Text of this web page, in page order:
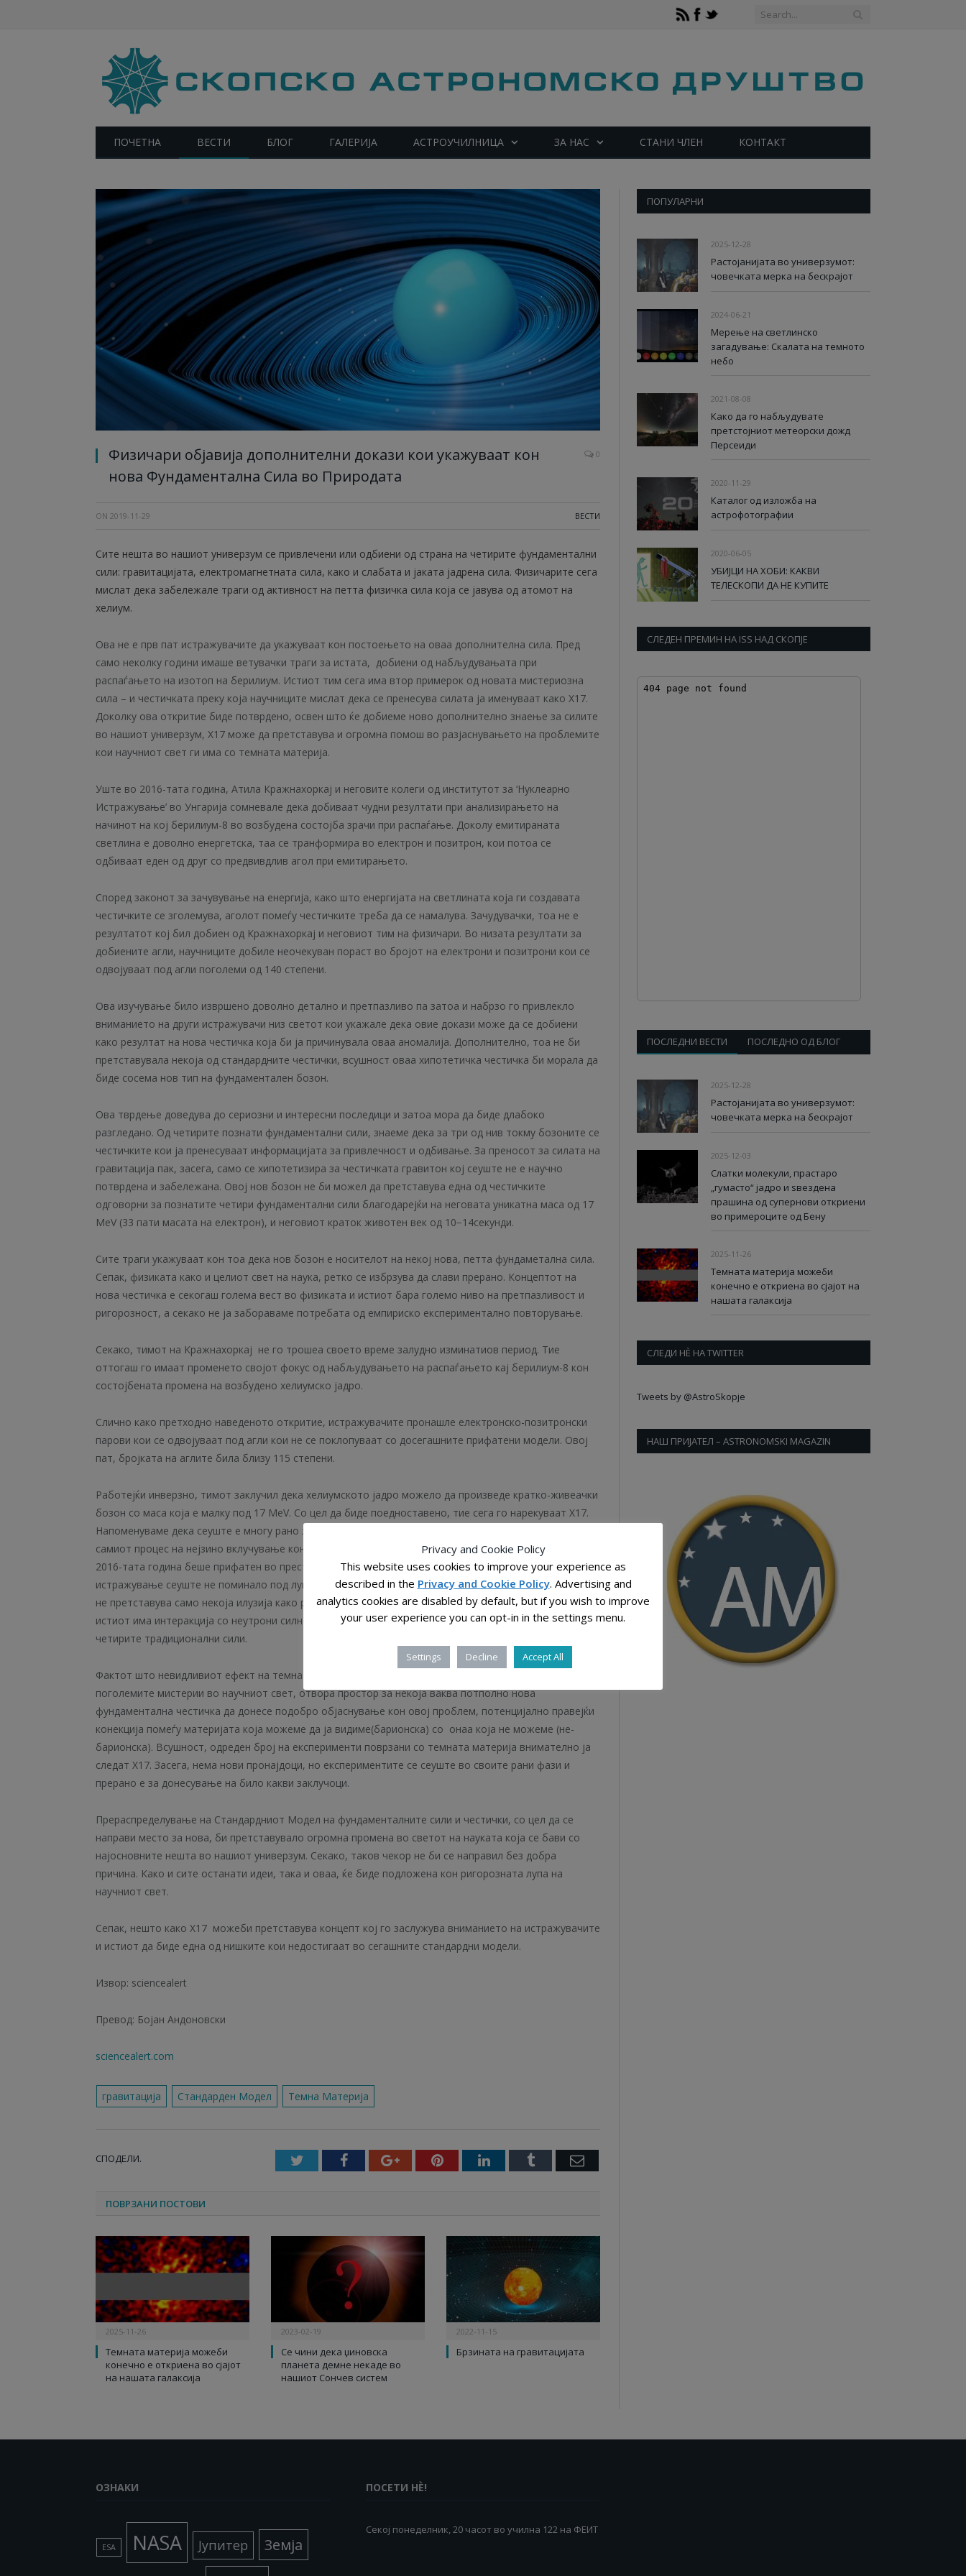
ПОЧЕТНА ВЕСТИ БЛОГ ГАЛЕРИЈА АСТРОУЧИЛНИЦА ЗА НАС СТАНИ ЧЛЕН КОНТАКТ
Физичари објавија дополнителни докази кои укажуваат кон
нова Фундаментална Сила во Природата
0
ON 2019-11-29 ВЕСТИ
Сите нешта во нашиот универзум се привлечени или одбиени од страна на четирите фундаментални
сили: гравитацијата, електромагнетната сила, како и слабата и јаката јадрена сила. Физичарите сега
мислат дека забележале траги од активност на петта физичка сила која се јавува од атомот на
хелиум.
Ова не е прв пат истражувачите да укажуваат кон постоењето на оваа дополнителна сила. Пред
само неколку години имаше ветувачки траги за истата, добиени од набљудувањата при
распаѓањето на изотоп на берилиум. Истиот тим сега има втор примерок од новата мистериозна
сила – и честичката преку која научниците мислат дека се пренесува силата ја именуваат како X17.
Доколку ова откритие биде потврдено, освен што ќе добиеме ново дополнително знаење за силите
во нашиот универзум, X17 може да претставува и огромна помош во разјаснувањето на проблемите
кои научниот свет ги има со темната материја.
Уште во 2016-тата година, Атила Кражнахоркај и неговите колеги од институтот за ‘Нуклеарно
Истражување’ во Унгарија сомневале дека добиваат чудни резултати при анализирањето на
начинот на кој берилиум-8 во возбудена состојба зрачи при распаѓање. Доколу емитираната
светлина е доволно енергетска, таа се транформира во електрон и позитрон, кои потоа се
одбиваат еден од друг со предвивдлив агол при емитирањето.
Според законот за зачувување на енергија, како што енергијата на светлината која ги создавата
честичките се зголемува, аголот помеѓу честичките треба да се намалува. Зачудувачки, тоа не е
резултатот кој бил добиен од Кражнахоркај и неговиот тим на физичари. Во низата резултати за
добиените агли, научниците добиле неочекуван пораст во бројот на електрони и позитрони кои се
одвојуваат под агли поголеми од 140 степени.
Ова изучување било извршено доволно детално и претпазливо па затоа и набрзо го привлекло
вниманието на други истражувачи низ светот кои укажале дека овие докази може да се добиени
како резултат на нова честичка која би ја причинувала оваа аномалија. Дополнително, тоа не би
претставувала некоја од стандардните честички, всушност оваа хипотетичка честичка би морала да
биде сосема нов тип на фундаментален бозон.
Ова тврдење доведува до сериозни и интересни последици и затоа мора да биде длабоко
разгледано. Од четирите познати фундаментални сили, знаеме дека за три од нив токму бозоните се
честичките кои ја пренесуваат информацијата за привлечност и одбивање. За преносот за силата на
гравитација пак, засега, само се хипотетизира за честичката гравитон кој сеуште не е научно
потврдена и забележана. Овој нов бозон не би можел да претставува една од честичките
одговорни за познатите четири фундаментални сили благодарејќи на неговата уникатна маса од 17
MeV (33 пати масата на електрон), и неговиот краток животен век од 10−14секунди.
Сите траги укажуваат кон тоа дека нов бозон е носителот на некој нова, петта фундаметална сила.
Сепак, физиката како и целиот свет на наука, ретко се избрзува да слави прерано. Концептот на
нова честичка е секогаш голема вест во физиката и истиот бара големо ниво на претпазливост и
ригорозност, а секако не ја забораваме потребата од емпириско експериментално повторување.
Секако, тимот на Кражнахоркај не го трошеа своето време залудно изминатиов период. Тие
оттогаш го имаат променето својот фокус од набљудувањето на распаѓањето кај берилиум-8 кон
состојбената промена на возбудено хелиумско јадро.
Слично како претходно наведеното откритие, истражувачите пронашле електронско-позитронски
парови кои се одвојуваат под агли кои не се поклопуваат со досегашните прифатени модели. Овој
пат, бројката на аглите била близу 115 степени.
Работејќи инверзно, тимот заклучил дека хелиумското јадро можело да произведе кратко-живеачки
бозон со маса која е малку под 17 MeV. Со цел да биде поедноставено, тие сега го нарекуваат X17.
Напоменуваме дека сеуште е многу рано за официјализирање на оваа честичка, а со тоа секако и
самиот процес на нејзино вклучување кон било кој од сегашните модели. Додека експериментот од
2016-тата година беше прифатен во престижниот научен весник,Physical Review Letters, најновото
истражување сеуште не поминало под лупата на научната рецензија. Но доколку овој чуден бозон
не претставува само некоја илузија како резултат на експериментални аномалии, тогаш фактот што
истиот има интеракција со неутрони силно укажува кон сила кој се однсеува доста различно од
четирите традиционални сили.
Фактот што невидливиот ефект на темната материја веќе долго време претставува една од
поголемите мистерии во научниот свет, отвора простор за некоја ваква потполно нова
фундаментална честичка да донесе подобро објаснување кон овој проблем, потенцијално правејќи
конекција помеѓу материјата која можеме да ја видиме(барионска) со онаа која не можеме (не-
барионска). Всушност, одреден број на експерименти поврзани со темната материја внимателно ја
следат X17. Засега, нема нови пронајдоци, но експериментите се сеуште во своите рани фази и
прерано е за донесување на било какви заклучоци.
Прераспределување на Стандардниот Модел на фундаменталните сили и честички, со цел да се
направи место за нова, би претставувало огромна промена во светот на науката која се бави со
најосновните нешта во нашиот универзум. Секако, таков чекор не би се направил без добра
причина. Како и сите останати идеи, така и оваа, ќе биде подложена кон ригорозната лупа на
научниот свет.
Сепак, нешто како X17 можеби претставува концепт кој го заслужува вниманието на истражувачите
и истиот да биде една од нишките кои недостигаат во сегашните стандардни модели.
Извор: sciencealert
Превод: Бојан Андоновски
sciencealert.com
гравитација Стандарден Модел Темна Материја
СПОДЕЛИ. TwitterFacebookGoogle+Pinterest
LinkedInTumblrEmail
ПОВРЗАНИ ПОСТОВИ
2025-11-26
Темната материја можеби
конечно е откриена во сјајот
на нашата галаксија
2023-02-19
Се чини дека џиновска
планета демне некаде во
нашиот Сончев систем
2022-11-15
Брзината на гравитацијата
ПОПУЛАРНИ
2025-12-28
Растојанијата во универзумот:
човечката мерка на бескрајот
2024-06-21
Мерење на светлинско
загадување: Скалата на темното
небо
2021-08-08
Како да го набљудувате
претстојниот метеорски дожд
Персеиди
2020-11-29
Каталог од изложба на
астрофотографии
2020-06-05
УБИЈЦИ НА ХОБИ: КАКВИ
ТЕЛЕСКОПИ ДА НЕ КУПИТЕ
СЛЕДЕН ПРЕМИН НА ISS НАД СКОПЈЕ
ПОСЛЕДНИ ВЕСТИ ПОСЛЕДНО ОД БЛОГ
2025-12-28
Растојанијата во универзумот:
човечката мерка на бескрајот
2025-12-03
Слатки молекули, прастаро
„гумасто“ јадро и ѕвездена
прашина од супернови откриени
во примероците од Бену
2025-11-26
Темната материја можеби
конечно е откриена во сјајот на
нашата галаксија
СЛЕДИ НÈ НА TWITTER
Tweets by @AstroSkopje
НАШ ПРИЈАТЕЛ – ASTRONOMSKI MAGAZIN
ОЗНАКИ
ESA NASA Јупитер Земја
ПОСЕТИ НÈ!
Секој понеделник, 20 часот во училна 122 на ФЕИТ
Privacy and Cookie Policy
This website uses cookies to improve your experience as
described in the Privacy and Cookie Policy. Advertising and
analytics cookies are disabled by default, but if you wish to improve
your user experience you can opt-in in the settings menu.
Settings Decline Accept All